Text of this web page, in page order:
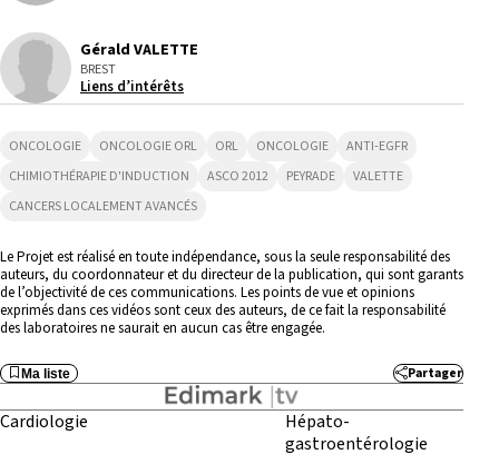
Ma liste Partager
Gérald VALETTE
BREST
Liens d’intérêts
ONCOLOGIE ONCOLOGIE ORL ORL ONCOLOGIE
ANTI-EGFR
CHIMIOTHÉRAPIE D'INDUCTION
ASCO 2012 PEYRADE
VALETTE
CANCERS LOCALEMENT AVANCÉS
Le Projet est réalisé en toute indépendance, sous la seule responsabilité des
auteurs, du coordonnateur et du directeur de la publication, qui sont garants
de l’objectivité de ces communications. Les points de vue et opinions
exprimés dans ces vidéos sont ceux des auteurs, de ce fait la responsabilité
des laboratoires ne saurait en aucun cas être engagée.
Cardiologie
Hépato-
gastroentérologie